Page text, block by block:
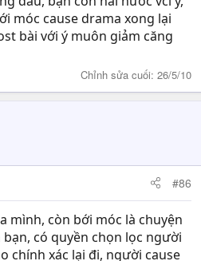
móc cause drama xong lại
bài với ý muôn giảm căng
Chỉnh sửa cuối: 26/5/10
#86
mình, còn bới móc là chuyện
có quyền chọn lọc người
chính xác lại đi, người cause